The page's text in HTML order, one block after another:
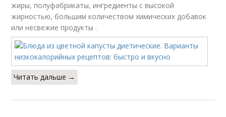
жиры, полуфабрикаты, ингредиенты с высокой
жирностью, большим количеством химических добавок
или несвежие продукты .
Читать дальше →